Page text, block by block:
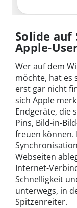
Solide auf
Apple-
Wer auf dem
möchte, hat es
erst gar nicht
sich Apple
Endgeräte, die
Pins, Bild-in-
freuen können.
Webseiten
Internet-
Schnelligkeit
unterwegs, in
Spitzenreiter.